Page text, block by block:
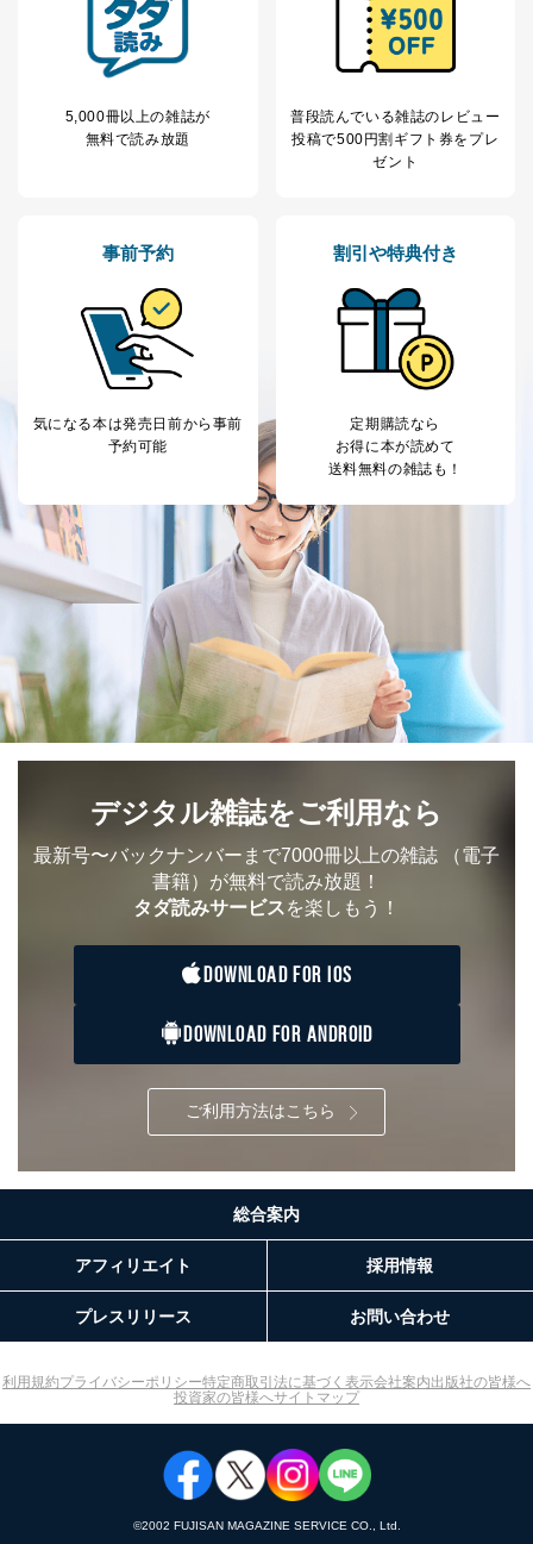
5,000冊以上の雑誌が
無料で読み放題
普段読んでいる雑誌のレビュー
投稿で500円割ギフト券をプレ
ゼント
事前予約
気になる本は発売日前から事前
予約可能
割引や特典付き
定期購読なら
お得に本が読めて
送料無料の雑誌も！
デジタル雑誌をご利用なら
最新号〜バックナンバーまで7000冊以上の雑誌 （電子
書籍）が無料で読み放題！
タダ読みサービスを楽しもう！
DOWNLOAD FOR IOS
DOWNLOAD FOR ANDROID
ご利用方法はこちら
総合案内
アフィリエイト 採用情報
プレスリリース お問い合わせ
利用規約プライバシーポリシー特定商取引法に基づく表示会社案内出版社の皆様へ
投資家の皆様へサイトマップ
©︎2002 FUJISAN MAGAZINE SERVICE CO., Ltd.